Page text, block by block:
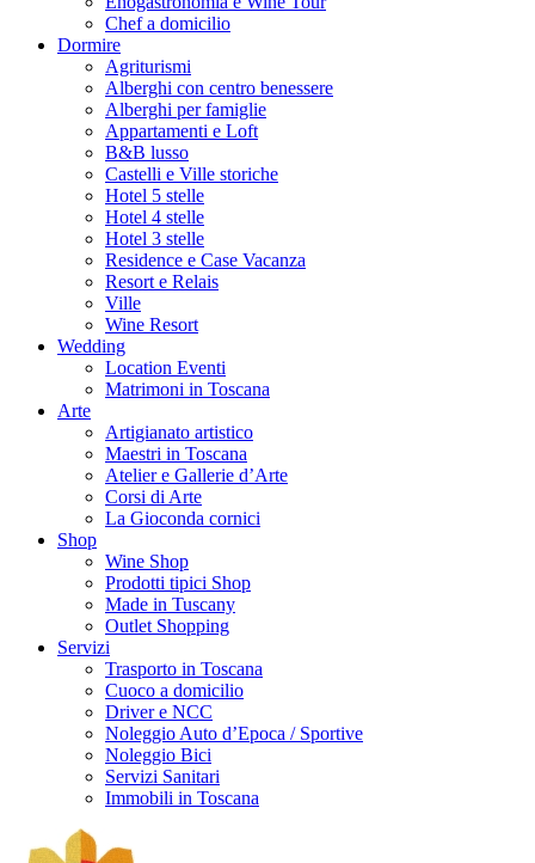
Chef a domicilio
Dormire
Agriturismi
Alberghi con centro benessere
Alberghi per famiglie
Appartamenti e Loft
B&B lusso
Castelli e Ville storiche
Hotel 5 stelle
Hotel 4 stelle
Hotel 3 stelle
Residence e Case Vacanza
Resort e Relais
Ville
Wine Resort
Wedding
Location Eventi
Matrimoni in Toscana
Arte
Artigianato artistico
Maestri in Toscana
Atelier e Gallerie d’Arte
Corsi di Arte
La Gioconda cornici
Shop
Wine Shop
Prodotti tipici Shop
Made in Tuscany
Outlet Shopping
Servizi
Trasporto in Toscana
Cuoco a domicilio
Driver e NCC
Noleggio Auto d’Epoca / Sportive
Noleggio Bici
Servizi Sanitari
Immobili in Toscana